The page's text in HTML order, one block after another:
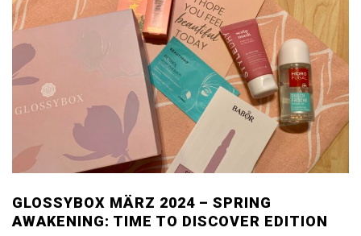
GLOSSYBOX MÄRZ 2024 – SPRING
AWAKENING: TIME TO DISCOVER EDITION